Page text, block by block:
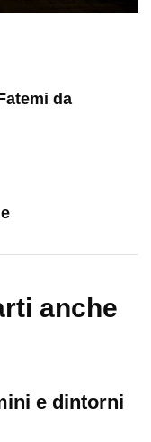
da
anche
e dintorni